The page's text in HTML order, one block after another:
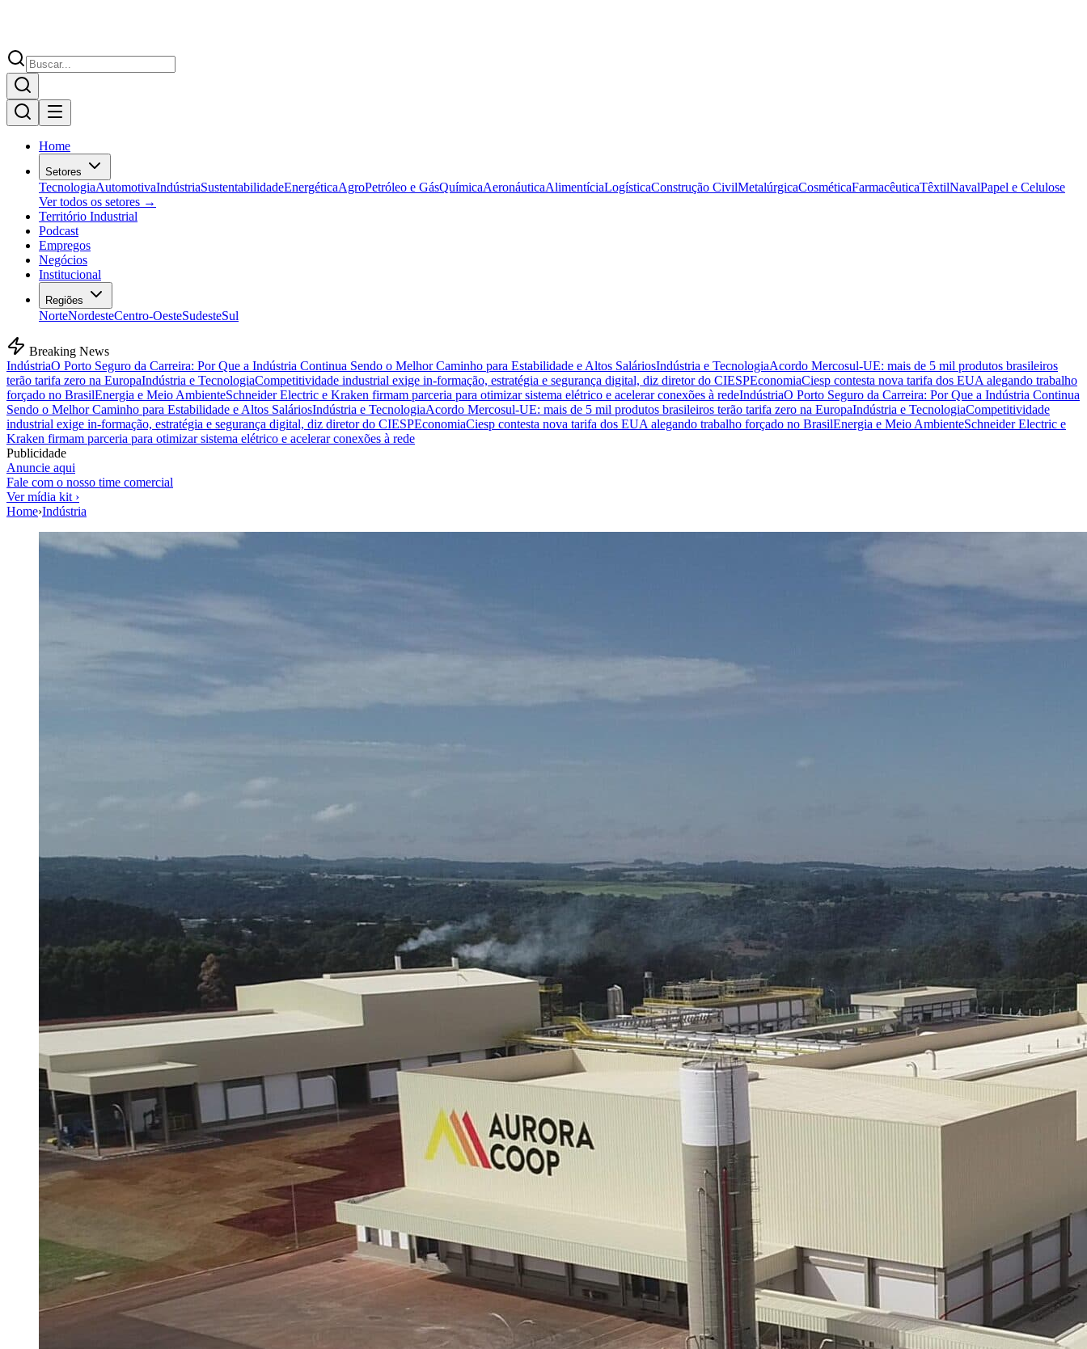
Home
Setores
TecnologiaAutomotivaIndústriaSustentabilidadeEnergéticaAgroPetróleo e GásQuímicaAeronáuticaAlimentíciaLogísticaConstrução CivilMetalúrgicaCosméticaFarmacêuticaTêxtilNavalPapel e Celulose
Ver todos os setores →
Território Industrial
Podcast
Empregos
Negócios
Institucional
Regiões
NorteNordesteCentro-OesteSudesteSul
Breaking News
IndústriaO Porto Seguro da Carreira: Por Que a Indústria Continua Sendo o Melhor Caminho para Estabilidade e Altos SaláriosIndústria e TecnologiaAcordo Mercosul-UE: mais de 5 mil produtos brasileiros
terão tarifa zero na EuropaIndústria e TecnologiaCompetitividade industrial exige in-formação, estratégia e segurança digital, diz diretor do CIESPEconomiaCiesp contesta nova tarifa dos EUA alegando trabalho
forçado no BrasilEnergia e Meio AmbienteSchneider Electric e Kraken firmam parceria para otimizar sistema elétrico e acelerar conexões à redeIndústriaO Porto Seguro da Carreira: Por Que a Indústria Continua
Sendo o Melhor Caminho para Estabilidade e Altos SaláriosIndústria e TecnologiaAcordo Mercosul-UE: mais de 5 mil produtos brasileiros terão tarifa zero na EuropaIndústria e TecnologiaCompetitividade
industrial exige in-formação, estratégia e segurança digital, diz diretor do CIESPEconomiaCiesp contesta nova tarifa dos EUA alegando trabalho forçado no BrasilEnergia e Meio AmbienteSchneider Electric e
Kraken firmam parceria para otimizar sistema elétrico e acelerar conexões à rede
Publicidade
Anuncie aqui
Fale com o nosso time comercial
Ver mídia kit ›
Home›Indústria